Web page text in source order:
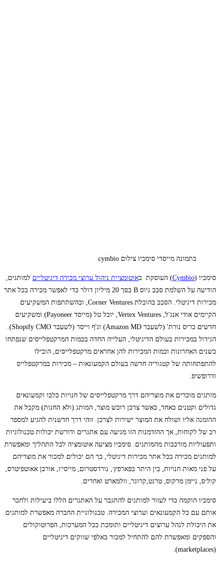
בתמונה מייסדי סימביו צילום cymbio
סימביו (Cymbio) העוסקת באוטומציית ניהול ערוצי מכירה דיגיטליים למותגים,
הודיעה על השלמת סבב גיוס B בסך 20 מיליון דולר כדי לאפשר מכירה בכל אתר
מכירות דיגיטלי. הסבב בהובלת Corner Ventures, ובהשתתפות המשקיעים
הקיימים אודי אנג'ל, Vertex Ventures, יובל טל (מייסד Payoneer) ומשקיעים
חדשים כריס נורת' (לשעבר Amazon MD) וג'ף וייסר (לשעבר Shopify CMO).
הגידול במכירות בעולם הדיגיטלי, העלייה החדה בכמות המרקטפלייסים שנפתחו
בשנים האחרונות וכמות המכירות להן אחראים מרקטפלייסים, הובילו
להתפתחותה של קטגוריה חדשה בעולם הקמעונאות – מכירות במרקטפלייס
ודרופשיפ.
מותגים מוכרים את מוצריהם דרך מרקטפלייסים של חנויות כלבו וקמעונאים
גדולים וקטנים כאחד, כאשר צרכן רוכש מוצר, המותג (ולא החנות) מקבל את
ההזמנה אליו ושולח את המוצר ישירות לצרכן. זוהי דרך חדשנית להגיע למספר
רב של לקוחות, אך ההזדמנות הזו מגיעה עם אתגרים ודורשת יכולות טכנולוגיות
ותפעוליות מורכבות מהמותגים. סימביו מציעה אוטומציה לכל התהליך ומאפשרת
למותגים מכירה בכל אתר מכירות דיגיטלי, כך הם יכולים למכור את מוצריהם
על פני מאות חנויות, בין היתר בפארפץ׳, נורדסטרום, מייסי׳ז, אורבן אאוטפיטרס,
קול׳ס, ניימן מרקוס, טרגט,קרוגר, וולמארט ואחרים.
סימביו הוקמה כדי לעזור למותגים להתגבר על האתגרים הללו ביעילות ולחבר
אותם עם כל הקמעונאים וערוצי המכירה. טכנולוגיית החברה מאפשרת למותגים
את היכולת לנהל ערוצים דיגיטליים ותומכת בכל המערכות, הפרוטוקולים
והספקים ומאפשרת להם להתחיל למכור באלפי שווקים דיגיטליים
(marketplaces).